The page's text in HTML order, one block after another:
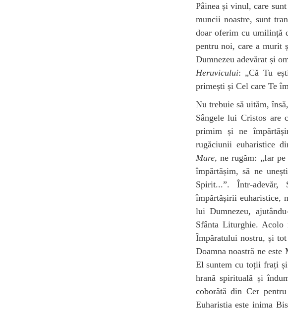
Pâinea și vinul, care
muncii noastre, sunt
doar oferim cu umilință
pentru noi, care a murit
Dumnezeu adevărat și
Heruvicului: „Că Tu
primești și Cel care Te
Nu trebuie să uităm,
Sângele lui Cristos are
primim și ne
rugăciunii euharistice
Mare, ne rugăm: „Iar
împărtășim, să ne
Spirit...”. Într-
împărtășirii euharistice,
lui Dumnezeu,
Sfânta Liturghie.
Împăratului nostru, și
Doamna noastră ne
El suntem cu toții frați
hrană spirituală și
coborâtă din Cer
Euharistia este inima